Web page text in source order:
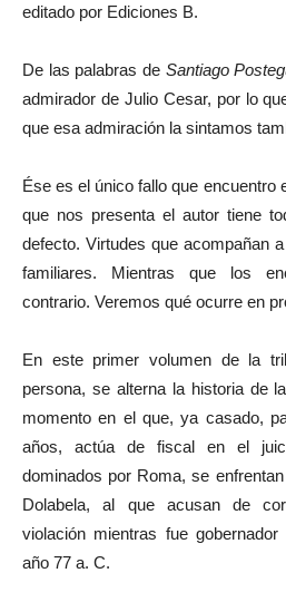
editado por Ediciones B.
De las palabras de Santiago
admirador de Julio Cesar, por lo
que esa admiración la sintamos
Ése es el único fallo que encuentro
que nos presenta el autor tiene
defecto. Virtudes que acompañan
familiares. Mientras que los
contrario. Veremos qué ocurre en
En este primer volumen de la
persona, se alterna la historia de
momento en el que, ya casado,
años, actúa de fiscal en el
dominados por Roma, se
Dolabela, al que acusan de
violación mientras fue
año 77 a. C.